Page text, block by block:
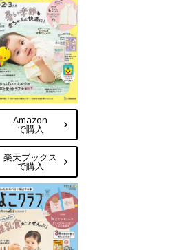
Amazon
で購入
楽天ブックス
で購入